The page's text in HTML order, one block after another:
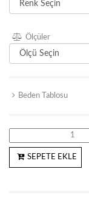
Ölçüler
Beden Tablosu
SEPETE EKLE